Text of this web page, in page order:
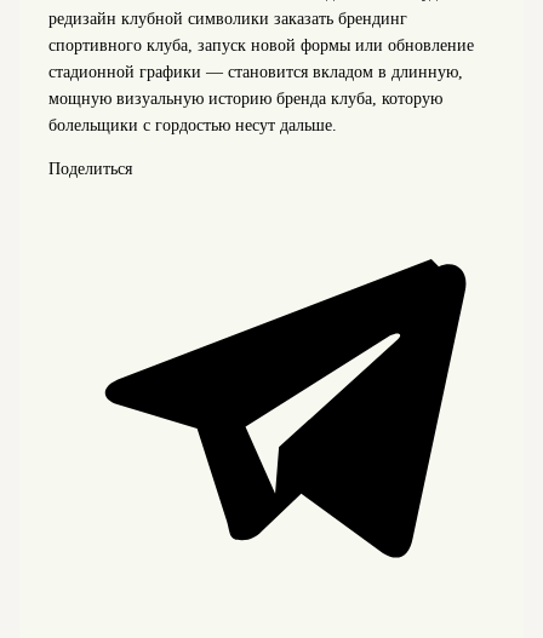
редизайн клубной символики заказать брендинг
спортивного клуба, запуск новой формы или обновление
стадионной графики — становится вкладом в длинную,
мощную визуальную историю бренда клуба, которую
болельщики с гордостью несут дальше.
Поделиться